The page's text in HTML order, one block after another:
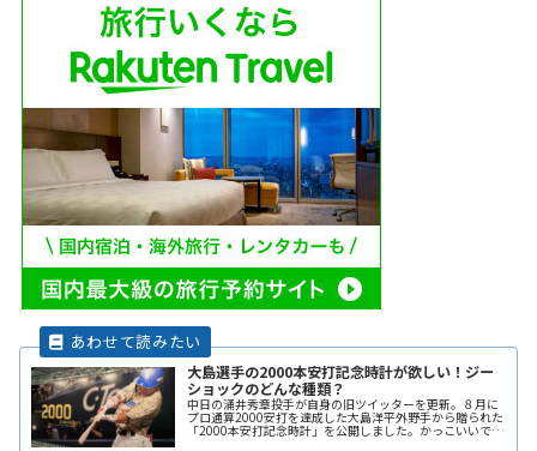
大島選手の2000本安打記念時計が欲しい！ジー
ショックのどんな種類？
中日の涌井秀章投手が自身の旧ツイッターを更新。８月に
プロ通算2000安打を達成した大島洋平外野手から贈られた
「2000本安打記念時計」を公開しました。かっこいいです
ね。欲しくなりました。ジーショックのどんな種類の時計